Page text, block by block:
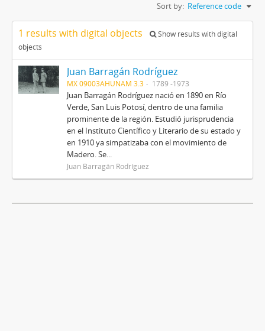
Sort by: Reference code
1 results with digital objects
Show results with digital
objects
Juan Barragán Rodríguez
MX 09003AHUNAM 3.3 1789 -1973
Juan Barragán Rodríguez nació en 1890 en Río
Verde, San Luis Potosí, dentro de una familia
prominente de la región. Estudió jurisprudencia
en el Instituto Científico y Literario de su estado y
en 1910 ya simpatizaba con el movimiento de
Madero. Se...
Juan Barragán Rodríguez